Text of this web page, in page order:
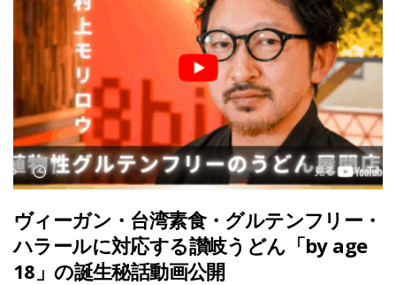
ヴィーガン・台湾素食・グルテンフリー・
ハラールに対応する讃岐うどん「by age
18」の誕生秘話動画公開